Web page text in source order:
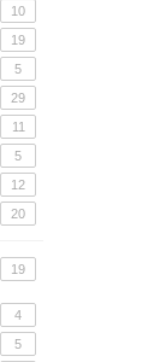
10
19
5
29
11
5
12
20
19
4
5